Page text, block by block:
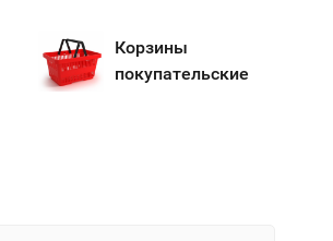
Корзины
покупательские